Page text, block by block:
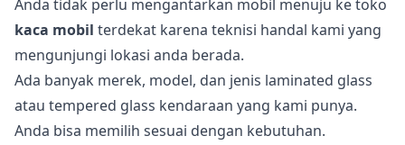
Anda tidak perlu mengantarkan mobil menuju ke toko
kaca mobil terdekat karena teknisi handal kami yang
mengunjungi lokasi anda berada.
Ada banyak merek, model, dan jenis laminated glass
atau tempered glass kendaraan yang kami punya.
Anda bisa memilih sesuai dengan kebutuhan.